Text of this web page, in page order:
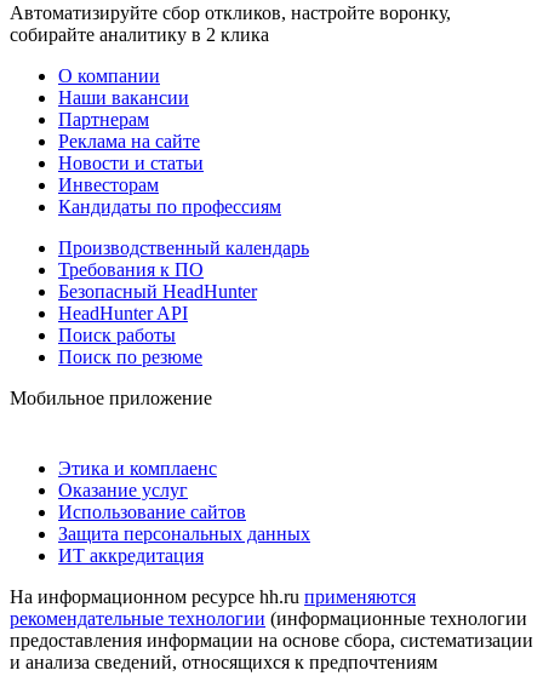
Автоматизируйте сбор откликов, настройте воронку,
собирайте аналитику в 2 клика
О компании
Наши вакансии
Партнерам
Реклама на сайте
Новости и статьи
Инвесторам
Кандидаты по профессиям
Производственный календарь
Требования к ПО
Безопасный HeadHunter
HeadHunter API
Поиск работы
Поиск по резюме
Мобильное приложение
Этика и комплаенс
Оказание услуг
Использование сайтов
Защита персональных данных
ИТ аккредитация
На информационном ресурсе hh.ru применяются
рекомендательные технологии (информационные технологии
предоставления информации на основе сбора, систематизации
и анализа сведений, относящихся к предпочтениям